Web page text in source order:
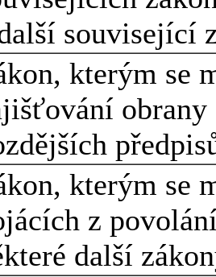
související
kterým se
obrany
kterým se
z
další